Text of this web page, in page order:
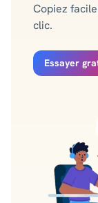
Copiez
clic.
Essayer